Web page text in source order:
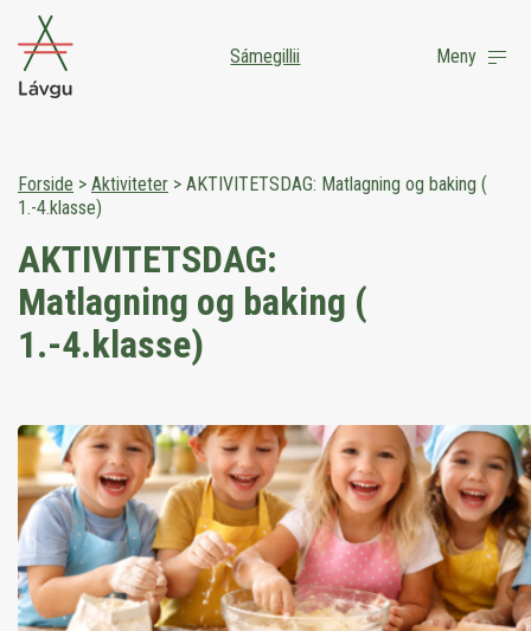
Sámegillii Meny
Forside > Aktiviteter > AKTIVITETSDAG: Matlagning og baking (
1.-4.klasse)
AKTIVITETSDAG:
Matlagning og baking (
1.-4.klasse)